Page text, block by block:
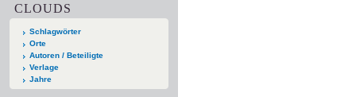
CLOUDS
Schlagwörter
Orte
Autoren / Beteiligte
Verlage
Jahre